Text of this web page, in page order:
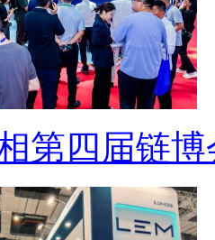
第四届链博